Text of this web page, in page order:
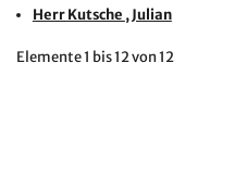
HerrKutsche , Julian
Elemente1 bis 12von12